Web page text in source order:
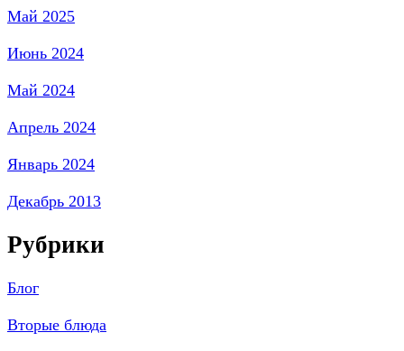
Май 2025
Июнь 2024
Май 2024
Апрель 2024
Январь 2024
Декабрь 2013
Рубрики
Блог
Вторые блюда